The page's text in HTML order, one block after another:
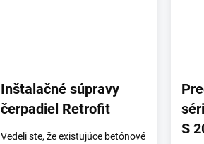
Inštalačné súpravy
čerpadiel Retrofit
Vedeli ste, že existujúce betónové
S